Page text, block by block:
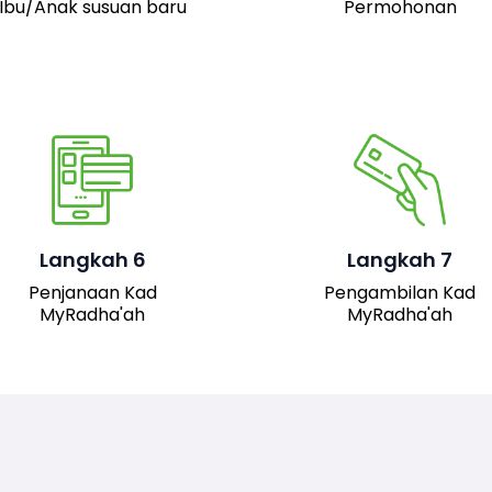
Ibu/Anak susuan baru
Permohonan
Langkah 6
Penjanaan Kad
MyRadha'ah
Setelah permohonan
akan dijana.
Langkah 7
Pengambilan Kad
MyRadha'ah
Pemohon boleh hadir ke
pejabat JAIS untuk
mengambil kad fizikal
MyRadha’ah. Selain itu,
pemohon juga boleh
turun versi digital kad
sistem untuk
kemudahan akses.